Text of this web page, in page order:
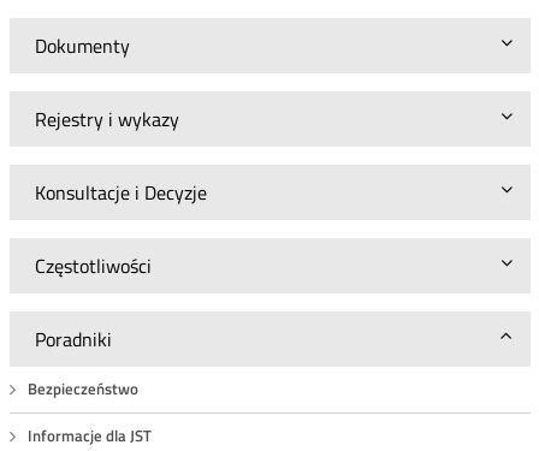
Dokumenty
Rejestry i wykazy
Konsultacje i Decyzje
Częstotliwości
Poradniki
Bezpieczeństwo
Informacje dla JST